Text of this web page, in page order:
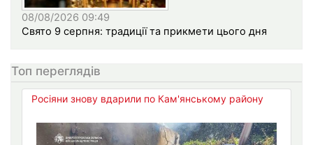
08/08/2026 09:49
Свято 9 серпня: традиції та прикмети цього дня
Топ переглядів
Росіяни знову вдарили по Кам'янському району